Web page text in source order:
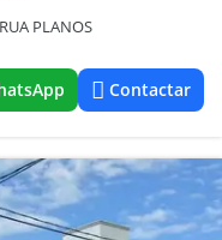
PLANOS
Contactar